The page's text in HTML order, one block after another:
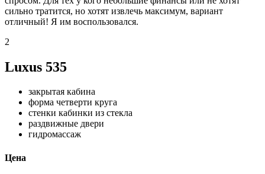
сильно тратится, но хотят извлечь максимум, вариант
отличный! Я им воспользовался.
2
Luxus 535
закрытая кабина
форма четверти круга
стенки кабинки из стекла
раздвижные двери
гидромассаж
Цена